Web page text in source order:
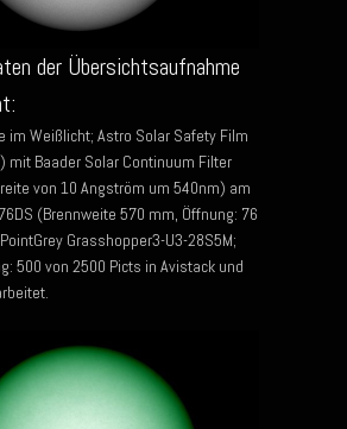
der Übersichtsaufnahme
im Weißlicht; Astro Solar Safety Film
mit Baader Solar Continuum Filter
von 10 Angström um 540nm) am
(Brennweite 570 mm, Öffnung: 76
Grasshopper3-U3-28S5M;
500 von 2500 Picts in Avistack und